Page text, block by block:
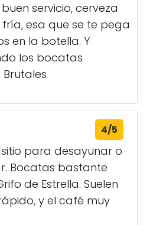
servicio, cerveza
fría, esa que se te pega
en la botella. Y
los bocatas
Brutales
4/5
sitio para desayunar o
Bocatas bastante
de Estrella. Suelen
y el café muy